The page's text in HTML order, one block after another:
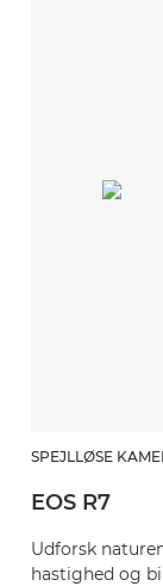
SPEJLLØSE
EOS R7
Udforsk
hastighed og